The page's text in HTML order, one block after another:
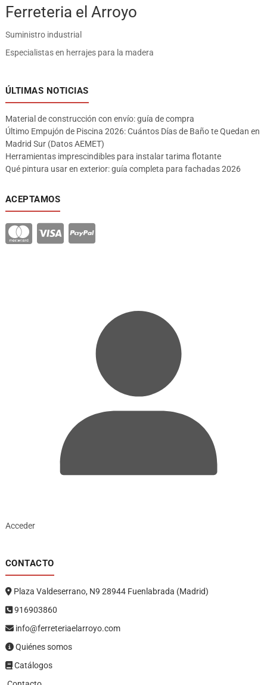
Ferreteria el Arroyo
Suministro industrial
Especialistas en herrajes para la madera
ÚLTIMAS NOTICIAS
Material de construcción con envío: guía de compra
Último Empujón de Piscina 2026: Cuántos Días de Baño te Quedan en
Madrid Sur (Datos AEMET)
Herramientas imprescindibles para instalar tarima flotante
Qué pintura usar en exterior: guía completa para fachadas 2026
ACEPTAMOS
Acceder
CONTACTO
Plaza Valdeserrano, N9 28944 Fuenlabrada (Madrid)
916903860
info@ferreteriaelarroyo.com
Quiénes somos
Catálogos